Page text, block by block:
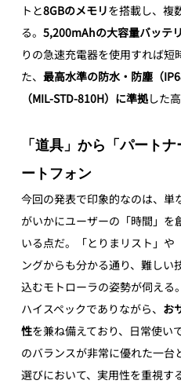
トと8GBのメモリを搭載し、複
る。 5,200mAhの大容量バッテ
りの急速充電器を使用すれば
た、 最高水準の防水・防塵（
（MIL-STD-810H）に準拠した
「道具」から「パート
ートフォン
今回の発表で印象的なのは、単
がいかにユーザーの「時間」を
いる点だ。「とりまリスト」や
ングからも分かる通り、難しい
込むモトローラの姿勢が伺える。
ハイスペックでありながら、 お
性を兼ね備えており、日常使い
のバランスが非常に優れた一
選びにおいて、実用性を重視す